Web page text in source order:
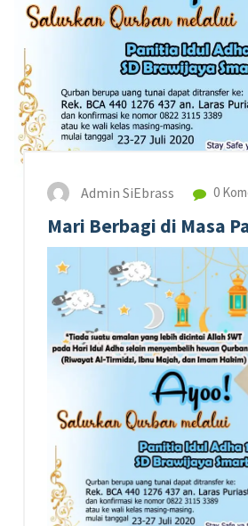
Admin SiEbrass 0
Mari Berbagi di Masa